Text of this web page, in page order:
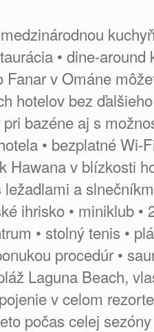
• dine-
Fanar v Ománe
hotelov bez
bazéne aj s
• bezplatné Wi-
Hawana v blízkosti
a
ihrisko • miniklub •
• stolný tenis •
procedúr •
Laguna Beach,
v celom
počas celej sezóny